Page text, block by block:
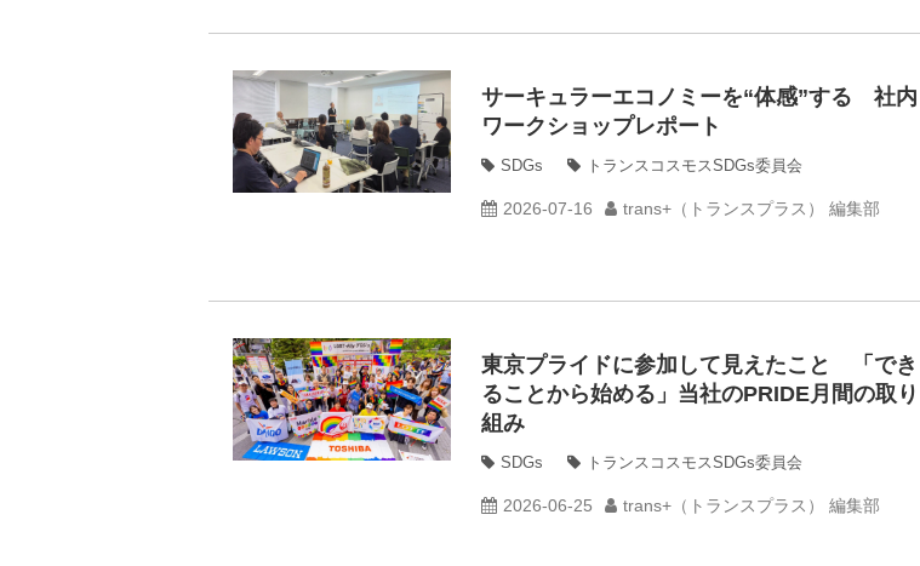
サーキュラーエコノミーを“体感”する 社内
ワークショップレポート
SDGs トランスコスモスSDGs委員会
2026-07-16 trans+（トランスプラス） 編集部
東京プライドに参加して見えたこと 「でき
ることから始める」当社のPRIDE月間の取り
組み
SDGs トランスコスモスSDGs委員会
2026-06-25 trans+（トランスプラス） 編集部